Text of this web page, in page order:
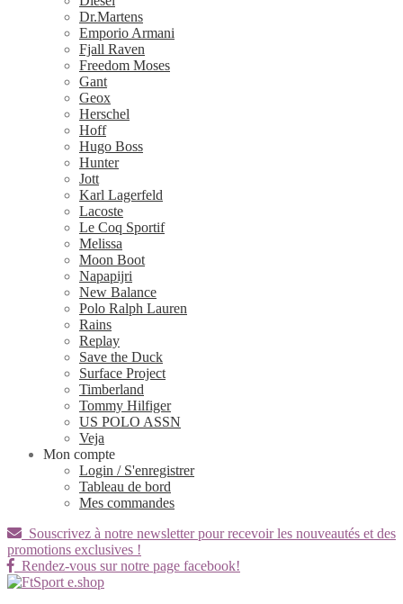
Dr.Martens
Emporio Armani
Fjall Raven
Freedom Moses
Gant
Geox
Herschel
Hoff
Hugo Boss
Hunter
Jott
Karl Lagerfeld
Lacoste
Le Coq Sportif
Melissa
Moon Boot
Napapijri
New Balance
Polo Ralph Lauren
Rains
Replay
Save the Duck
Surface Project
Timberland
Tommy Hilfiger
US POLO ASSN
Veja
Mon compte
Login / S'enregistrer
Tableau de bord
Mes commandes
Souscrivez à notre newsletter pour recevoir les nouveautés et des
promotions exclusives !
Rendez-vous sur notre page facebook!